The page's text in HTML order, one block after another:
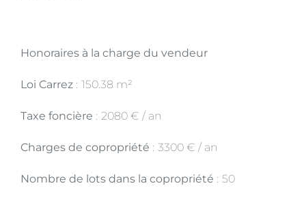
Honoraires à la charge du vendeur
Loi Carrez 150.38 m²
Taxe foncière 2080 € / an
Charges de copropriété 3300 € / an
Nombre de lots dans la copropriété 50